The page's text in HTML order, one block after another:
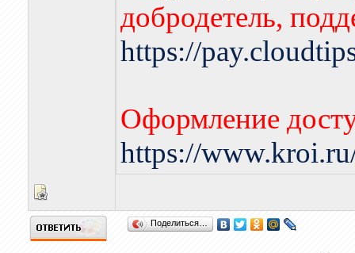
добродетель,
https://
Оформление
https://
Поделиться…